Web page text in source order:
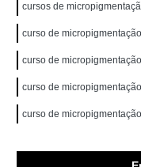
cursos de
curso de
curso de
curso de
curso de